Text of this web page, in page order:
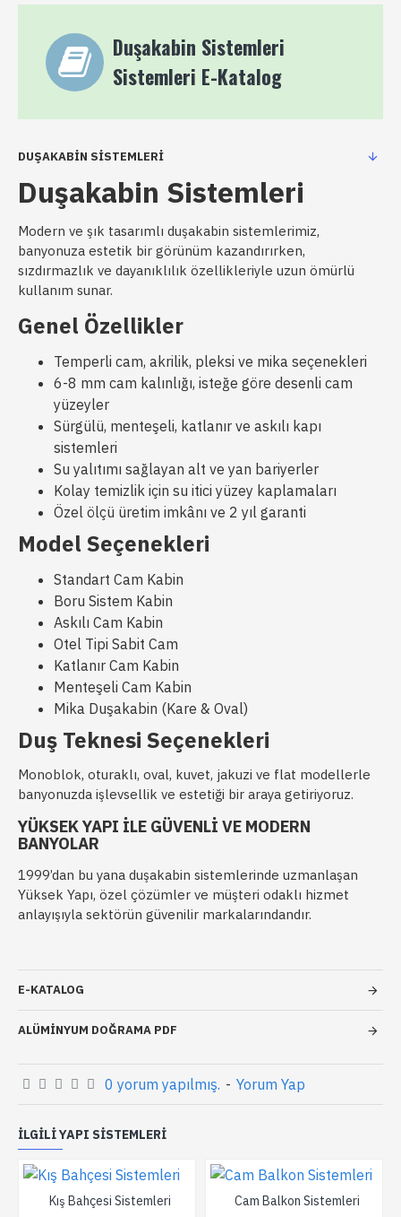
Duşakabin Sistemleri
Sistemleri E-Katalog
DUŞAKABIN SISTEMLERI
Duşakabin Sistemleri
Modern ve şık tasarımlı duşakabin sistemlerimiz,
banyonuza estetik bir görünüm kazandırırken,
sızdırmazlık ve dayanıklılık özellikleriyle uzun ömürlü
kullanım sunar.
Genel Özellikler
Temperli cam, akrilik, pleksi ve mika seçenekleri
6-8 mm cam kalınlığı, isteğe göre desenli cam
yüzeyler
Sürgülü, menteşeli, katlanır ve askılı kapı
sistemleri
Su yalıtımı sağlayan alt ve yan bariyerler
Kolay temizlik için su itici yüzey kaplamaları
Özel ölçü üretim imkânı ve 2 yıl garanti
Model Seçenekleri
Standart Cam Kabin
Boru Sistem Kabin
Askılı Cam Kabin
Otel Tipi Sabit Cam
Katlanır Cam Kabin
Menteşeli Cam Kabin
Mika Duşakabin (Kare & Oval)
Duş Teknesi Seçenekleri
Monoblok, oturaklı, oval, kuvet, jakuzi ve flat modellerle
banyonuzda işlevsellik ve estetiği bir araya getiriyoruz.
YÜKSEK YAPI ILE GÜVENLI VE MODERN
BANYOLAR
1999’dan bu yana duşakabin sistemlerinde uzmanlaşan
Yüksek Yapı, özel çözümler ve müşteri odaklı hizmet
anlayışıyla sektörün güvenilir markalarındandır.
E-KATALOG
ALÜMINYUM DOĞRAMA PDF
0 yorum yapılmış. - Yorum Yap
İLGILI YAPI SISTEMLERI
Kış Bahçesi Sistemleri Cam Balkon Sistemleri